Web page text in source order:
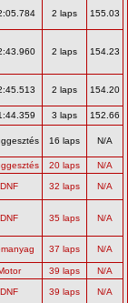
2 laps 155.03
2 laps 154.23
2 laps 154.20
3 laps 152.66
16 laps N/A
20 laps N/A
DNF 32 laps N/A
DNF 35 laps N/A
37 laps N/A
39 laps
N/A
DNF 39 laps N/A